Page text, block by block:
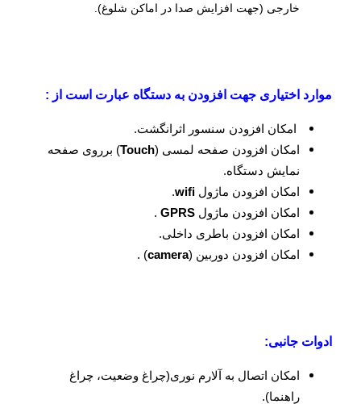
خارجی (جهت افزایش صدا در اماکن شلوغ).
موارد اختیاری جهت افزودن به دستگاه عبارت است از :
امکان افزودن سنسور اثرانگشت.
امکان افزودن صفحه لمسی (Touch) برروی صفحه
نمایش دستگاه.
امکان افزودن ماژول wifi
.
امکان افزودن ماژول GPRS
.
امکان افزودن باطری داخلی.
امکان افزودن دوربین (camera
) .
ادوات جانبی:
امکان اتصال به آلارم نوری(چراغ وضعیت، چراغ
راهنما).